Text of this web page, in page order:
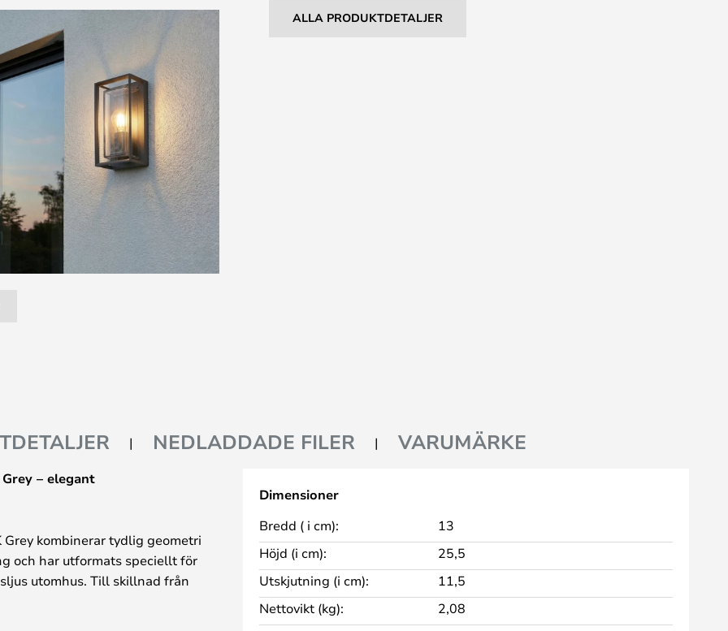
ALLA PRODUKTDETALJER
NEDLADDADE FILER VARUMÄRKE
– elegant
kombinerar tydlig geometri
och har utformats speciellt för
utomhus. Till skillnad från
ljus, utan ett mjukt, jämnt
Dimensioner
Bredd ( i cm):
13
Höjd (i cm):
25,5
Utskjutning (i cm):
11,5
Nettovikt (kg):
2,08